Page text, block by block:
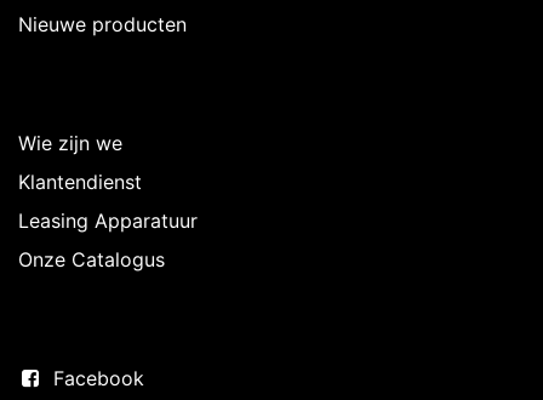
Nieuwe producten
Wie zijn we
Klantendienst
Leasing Apparatuur
Onze Catalogus
Facebook